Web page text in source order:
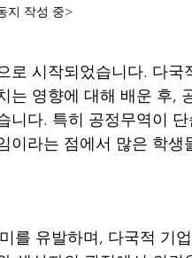
지 작성 중>
로 시작되었습니다. 다국
는 영향에 대해 배운 후,
니다. 특히 공정무역이 단
이라는 점에서 많은 학생
를 유발하며, 다국적 기